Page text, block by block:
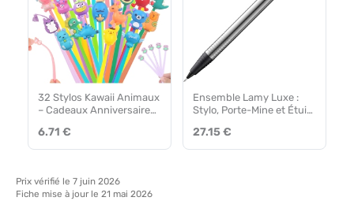
32 Stylos Kawaii Animaux
– Cadeaux Anniversaire
6.71 €
Ensemble Lamy Luxe :
Stylo, Porte-Mine et Étui
27.15 €
Prix vérifié le 7 juin 2026
Fiche mise à jour le 21 mai 2026